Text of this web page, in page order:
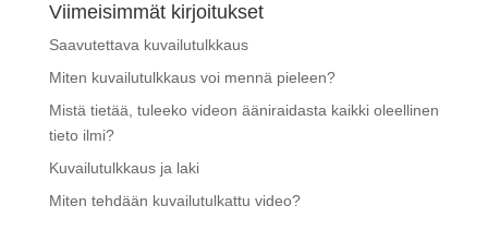
Viimeisimmät kirjoitukset
Saavutettava kuvailutulkkaus
Miten kuvailutulkkaus voi mennä pieleen?
Mistä tietää, tuleeko videon ääniraidasta kaikki oleellinen
tieto ilmi?
Kuvailutulkkaus ja laki
Miten tehdään kuvailutulkattu video?